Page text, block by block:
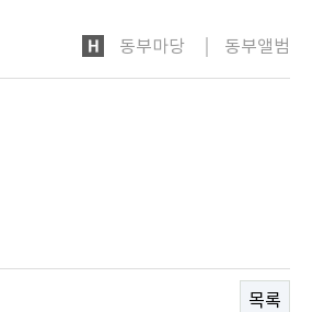
HOME
동부마당 동부앨범
목록